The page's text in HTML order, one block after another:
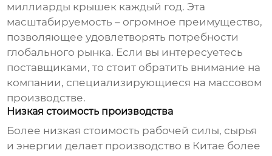
миллиарды крышек каждый год. Эта
масштабируемость – огромное преимущество,
позволяющее удовлетворять потребности
глобального рынка. Если вы интересуетесь
поставщиками, то стоит обратить внимание на
компании, специализирующиеся на массовом
производстве.
Низкая стоимость производства
Более низкая стоимость рабочей силы, сырья
и энергии делает производство в Китае более